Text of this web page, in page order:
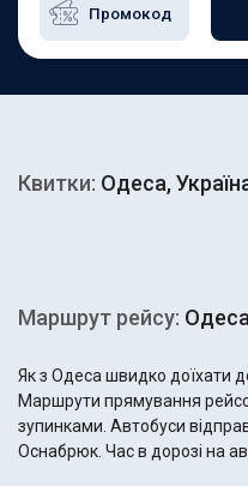
Квитки: Одеса,
Маршрут рейсу:
Як з Одеса швидко доїхати
Маршрути прямування
зупинками. Автобуси
Оснабрюк. Час в дорозі на